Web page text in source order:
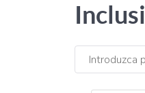
Introduzca